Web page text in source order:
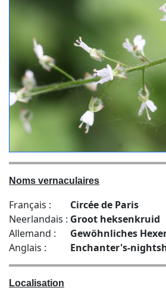
Noms vernaculaires
Français :
Circée de Paris
Neerlandais : Groot heksenkruid
Allemand :
Gewöhnliches
Anglais :
Enchanter's-
Localisation